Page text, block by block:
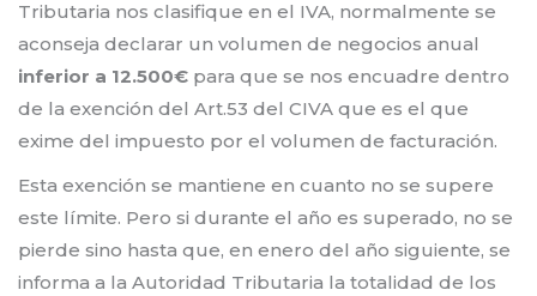
Tributaria nos clasifique en el IVA, normalmente se
aconseja declarar un volumen de negocios anual
inferior a 12.500€ para que se nos encuadre dentro
de la exención del Art.53 del CIVA que es el que
exime del impuesto por el volumen de facturación.
Esta exención se mantiene en cuanto no se supere
este límite. Pero si durante el año es superado, no se
pierde sino hasta que, en enero del año siguiente, se
informa a la Autoridad Tributaria la totalidad de los